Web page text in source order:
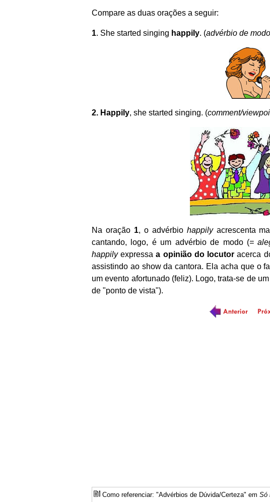
Compare as duas orações a seguir:
1. She started singing happily. (advérbio de modo
2. Happily, she started singing. (comment/
Na oração 1, o advérbio happilyacrescenta
cantando, logo, é um advérbio de modo (=
happilyexpressa a opinião do locutor acerca
assistindo ao show da cantora. Ela acha que o
um evento afortunado (feliz). Logo, trata-se de um
de "ponto de vista").
Como referenciar: "Advérbios de Dúvida/Certeza" em Só